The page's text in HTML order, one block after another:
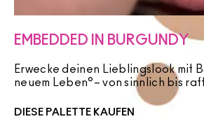
EMBEDDED IN BURGUNDY
Erwecke deinen Lieblingslook mit
neuem Leben°– von sinnlich bis
DIESE PALETTE KAUFEN